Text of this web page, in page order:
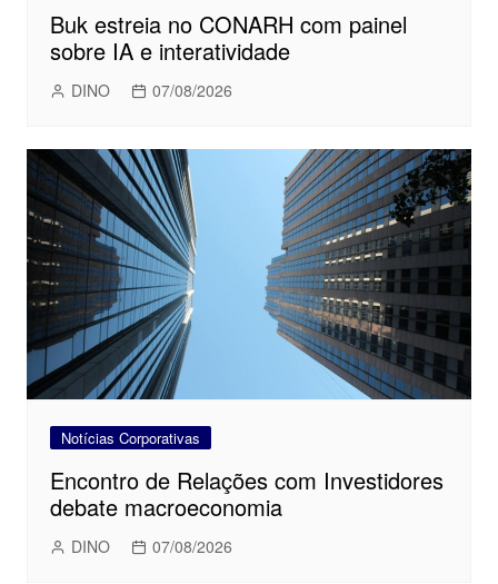
Buk estreia no CONARH com painel
sobre IA e interatividade
DINO 07/08/2026
Notícias Corporativas
Encontro de Relações com Investidores
debate macroeconomia
DINO 07/08/2026